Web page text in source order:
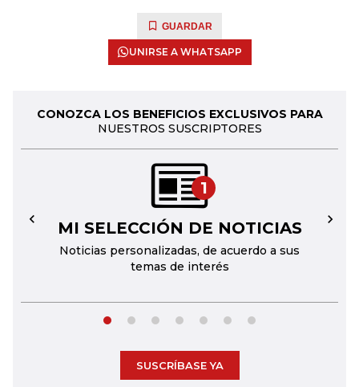
GUARDAR
UNIRSE A WHATSAPP
CONOZCA LOS BENEFICIOS EXCLUSIVOS PARA
NUESTROS SUSCRIPTORES
1
MI SELECCIÓN DE NOTICIAS
Noticias personalizadas, de acuerdo a sus
temas de interés
← →
SUSCRÍBASE YA